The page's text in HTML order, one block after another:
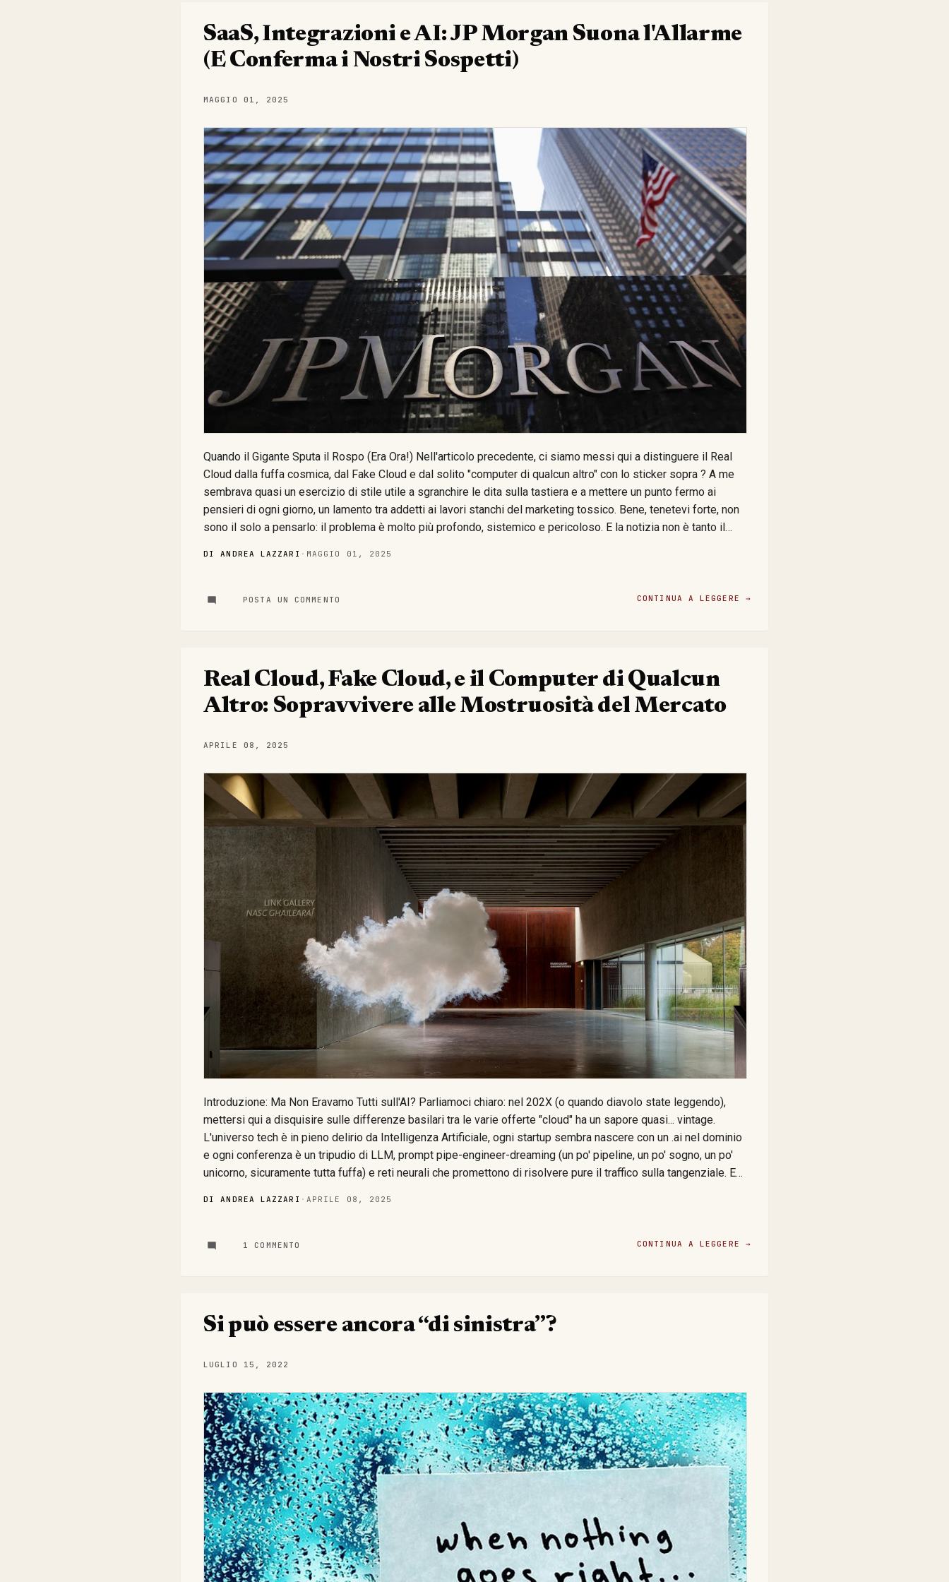
SaaS, Integrazioni e AI: JP Morgan Suona l'Allarme
(E Conferma i Nostri Sospetti)
MAGGIO 01, 2025
Quando il Gigante Sputa il Rospo (Era Ora!) Nell'articolo precedente, ci siamo messi qui a distinguere il Real
Cloud dalla fuffa cosmica, dal Fake Cloud e dal solito "computer di qualcun altro" con lo sticker sopra ? A me
sembrava quasi un esercizio di stile utile a sgranchire le dita sulla tastiera e a mettere un punto fermo ai
pensieri di ogni giorno, un lamento tra addetti ai lavori stanchi del marketing tossico. Bene, tenetevi forte, non
sono il solo a pensarlo: il problema è molto più profondo, sistemico e pericoloso. E la notizia non è tanto il
anche molto awareness sui "rischi correlati"; la mano che ha scritto questa lettera è di Patrick Opet, il Chief
Chase Non capita tutti i giorni che un CISO di quel calibro prenda carta e penna (virtua...
DI ANDREA LAZZARI · MAGGIO 01, 2025
POSTA UN COMMENTO CONTINUA A LEGGERE →
Real Cloud, Fake Cloud, e il Computer di Qualcun
Altro: Sopravvivere alle Mostruosità del Mercato
APRILE 08, 2025
Introduzione: Ma Non Eravamo Tutti sull'AI? Parliamoci chiaro: nel 202X (o quando diavolo state leggendo),
mettersi qui a disquisire sulle differenze basilari tra le varie offerte "cloud" ha un sapore quasi... vintage.
L'universo tech è in pieno delirio da Intelligenza Artificiale, ogni startup sembra nascere con un .ai nel dominio
e ogni conferenza è un tripudio di LLM, prompt pipe-engineer-dreaming (un po' pipeline, un po' sogno, un po'
unicorno, sicuramente tutta fuffa) e reti neurali che promettono di risolvere pure il traffico sulla tangenziale. E
anacronistico? Forse . È inutile? Assolutamente no . Anzi, è proprio questo il punto. Mentre tutti corrono come
indovinate un po' dove girano la maggior parte di quegli algoritmi AI così affa...
DI ANDREA LAZZARI · APRILE 08, 2025
1 COMMENTO CONTINUA A LEGGERE →
Si può essere ancora “di sinistra”?
LUGLIO 15, 2022